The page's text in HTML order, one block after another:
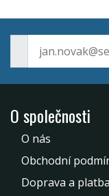
O společnosti
O nás
Obchodní
Doprava a platba